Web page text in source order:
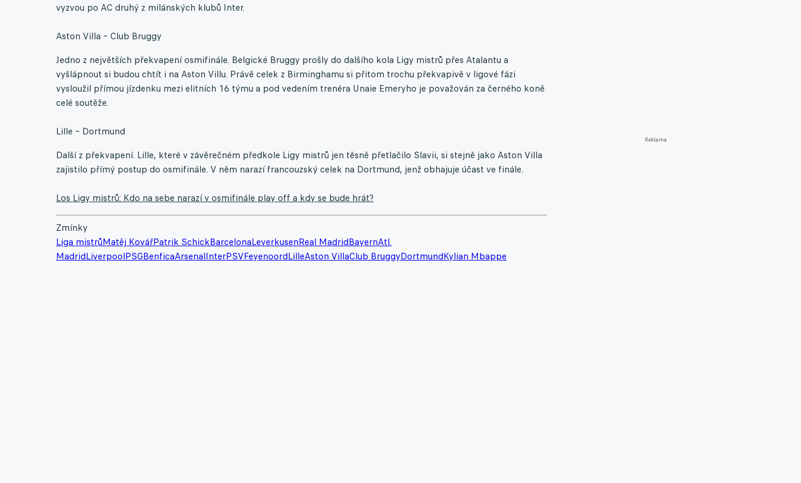
Reklama
vyzvou po AC druhý z milánských klubů Inter.
Aston Villa – Club Bruggy
Jedno z největších překvapení osmifinále. Belgické Bruggy prošly do dalšího kola Ligy mistrů přes Atalantu a
vyšlápnout si budou chtít i na Aston Villu. Právě celek z Birminghamu si přitom trochu překvapivě v ligové fázi
vysloužil přímou jízdenku mezi elitních 16 týmu a pod vedením trenéra Unaie Emeryho je považován za černého koně
celé soutěže.
Lille – Dortmund
Další z překvapení. Lille, které v závěrečném předkole Ligy mistrů jen těsně přetlačilo Slavii, si stejně jako Aston Villa
zajistilo přímý postup do osmifinále. V něm narazí francouzský celek na Dortmund, jenž obhajuje účast ve finále.
Los Ligy mistrů: Kdo na sebe narazí v osmifinále play off a kdy se bude hrát?
Zmínky
Liga mistrůMatěj KovářPatrik SchickBarcelonaLeverkusenReal MadridBayernAtl.
MadridLiverpoolPSGBenficaArsenalInterPSVFeyenoordLilleAston VillaClub BruggyDortmundKylian Mbappe